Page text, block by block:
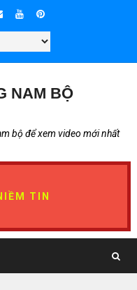
NAM BỘ
bộ để xem video mới nhất
TIN